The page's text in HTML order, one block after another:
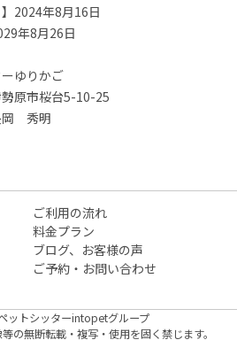
】2024年8月16日
年8月26日
ーゆりかご
勢原市桜台5-10-25
岡 秀明
ご利用の流れ
料金プラン
ブログ、お客様の声
ご予約・お問い合わせ
ットシッターintopetグループ
の無断転載・複写・使用を固く禁じます。